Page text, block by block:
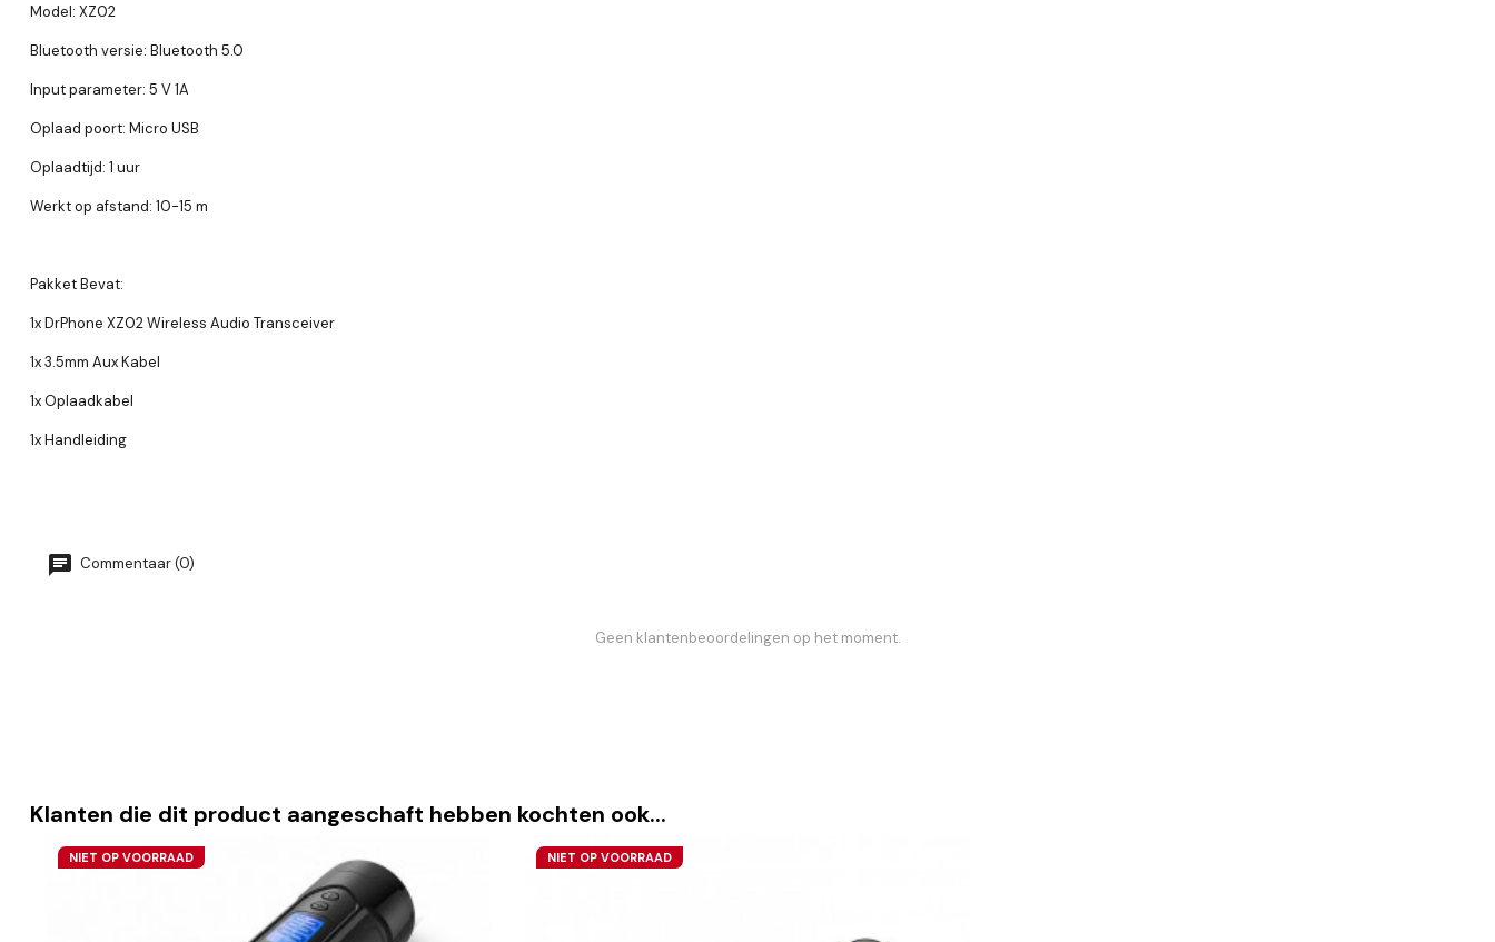
Model: XZ02
Bluetooth versie: Bluetooth 5.0
Input parameter: 5 V 1A
Oplaad poort: Micro USB
Oplaadtijd: 1 uur
Werkt op afstand: 10-15 m
Pakket Bevat:
1x DrPhone XZ02 Wireless Audio Transceiver
1x 3.5mm Aux Kabel
1x Oplaadkabel
1x Handleiding
Commentaar (0)
Geen klantenbeoordelingen op het moment.
Klanten die dit product aangeschaft hebben kochten ook...
NIET OP VOORRAAD NIET OP VOORRAAD